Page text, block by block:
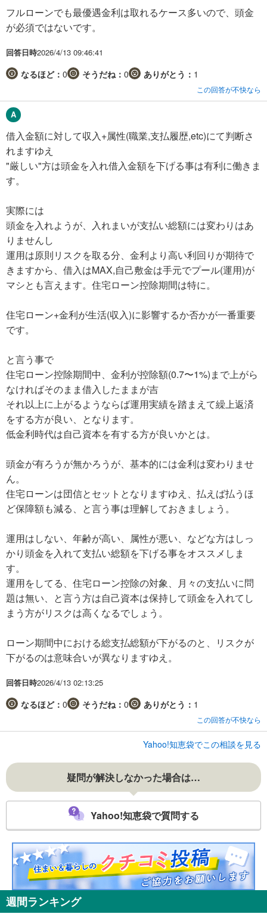
フルローンでも最優遇金利は取れるケース多いので、頭金
が必須ではないです。
回答日時2026/4/13 09:46:41
なるほど： 0 そうだね： 0 ありがとう： 1
この回答が不快なら
借入金額に対して収入+属性(職業,支払履歴,etc)にて判断さ
れますゆえ
"厳しい"方は頭金を入れ借入金額を下げる事は有利に働きま
す。
実際には
頭金を入れようが、入れまいが支払い総額には変わりはあ
りませんし
運用は原則リスクを取る分、金利より高い利回りが期待で
きますから、借入はMAX,自己敷金は手元でプール(運用)が
マシとも言えます。住宅ローン控除期間は特に。
住宅ローン+金利が生活(収入)に影響するか否かが一番重要
です。
と言う事で
住宅ローン控除期間中、金利が控除額(0.7〜1%)まで上がら
なければそのまま借入したままが吉
それ以上に上がるようならば運用実績を踏まえて繰上返済
をする方が良い、となります。
低金利時代は自己資本を有する方が良いかとは。
頭金が有ろうが無かろうが、基本的には金利は変わりませ
ん。
住宅ローンは団信とセットとなりますゆえ、払えば払うほ
ど保障額も減る、と言う事は理解しておきましょう。
運用はしない、年齢が高い、属性が悪い、などな方はしっ
かり頭金を入れて支払い総額を下げる事をオススメしま
す。
運用をしてる、住宅ローン控除の対象、月々の支払いに問
題は無い、と言う方は自己資本は保持して頭金を入れてし
まう方がリスクは高くなるでしょう。
ローン期間中における総支払総額が下がるのと、リスクが
下がるのは意味合いが異なりますゆえ。
回答日時2026/4/13 02:13:25
なるほど： 0 そうだね： 0 ありがとう： 1
この回答が不快なら
Yahoo!知恵袋でこの相談を見る
疑問が解決しなかった場合は…
Yahoo!知恵袋で質問する
週間ランキング